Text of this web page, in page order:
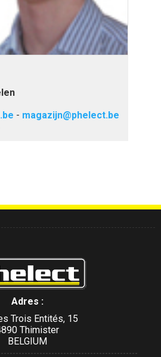
- magazijn@phelect.be
Adres :
Trois Entités, 15
Thimister
BELGIUM